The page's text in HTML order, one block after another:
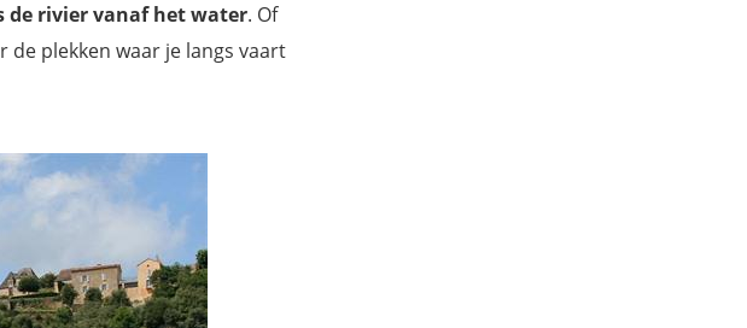
de rivier vanaf het water. Of
plekken waar je langs vaart